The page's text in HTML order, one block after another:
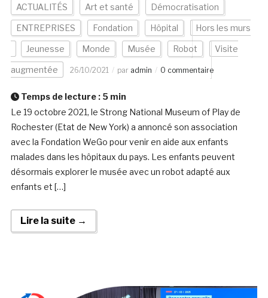
ACTUALITÉS Art et santé Démocratisation
ENTREPRISES Fondation Hôpital Hors les murs
Jeunesse Monde Musée Robot Visite
augmentée 26/10/2021 par admin 0 commentaire
Temps de lecture : 5 min
Le 19 octobre 2021, le Strong National Museum of Play de
Rochester (Etat de New York) a annoncé son association
avec la Fondation WeGo pour venir en aide aux enfants
malades dans les hôpitaux du pays. Les enfants peuvent
désormais explorer le musée avec un robot adapté aux
enfants et […]
Lire la suite →